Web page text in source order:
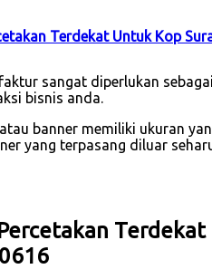
Terdekat Untuk Kop
sangat diperlukan
bisnis anda.
banner memiliki ukuran
yang terpasang diluar